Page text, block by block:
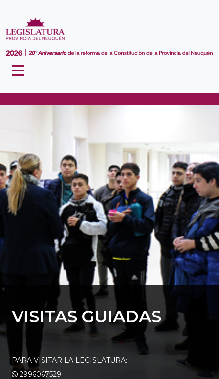
VISITAS GUIADAS
PARA VISITAR LA LEGISLATURA:
2996067529